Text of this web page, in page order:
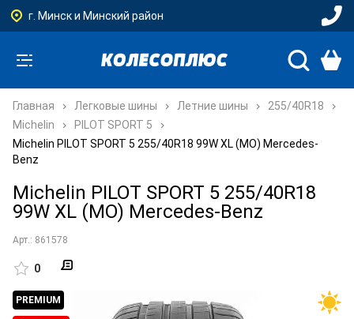
г. Минск и Минский район
Главная Легковые шины Летние шины
255/40R18
Michelin
PILOT SPORT 5
Michelin PILOT SPORT 5 255/40R18 99W XL (MO) Mercedes-
Benz
Michelin PILOT SPORT 5 255/40R18
99W XL (MO) Mercedes-Benz
Арт.: 861578
0
PREMIUM